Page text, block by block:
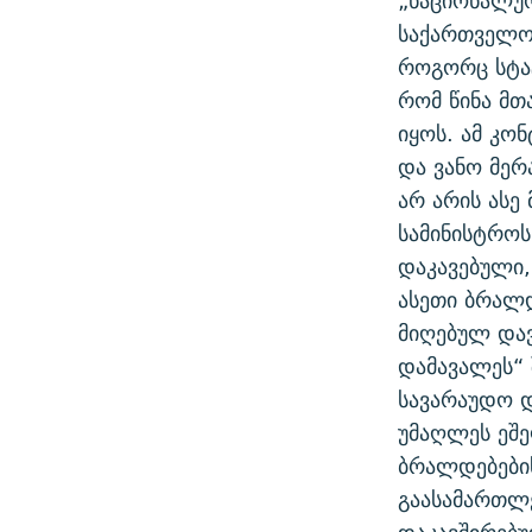
როგორც
რომ წინა
იყოს. ამ
და ვანო
არ არის
ასეთი
მიღებულ
სავარაუდო
უმაღლეს